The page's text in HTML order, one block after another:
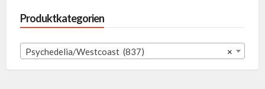
Produktkategorien
×
Psychedelia/Westcoast (837)